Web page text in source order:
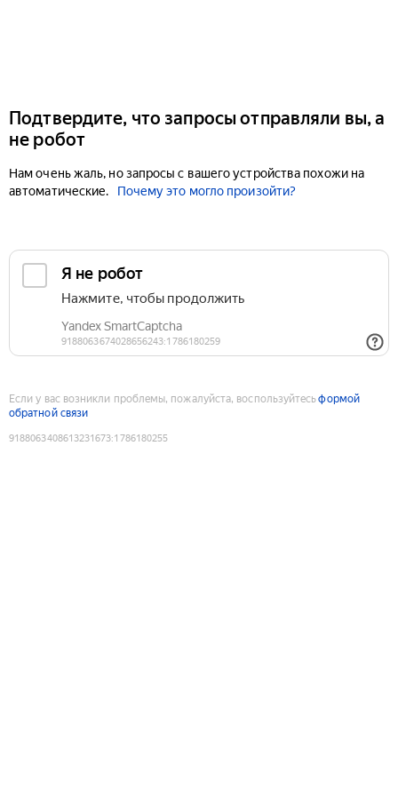
Подтвердите, что запросы отправляли вы, а
не робот
Нам очень жаль, но запросы с вашего устройства похожи на
автоматические.
Почему это могло произойти?
Если у вас возникли проблемы, пожалуйста, воспользуйтесьформой
обратной связи
9188063408613231673:1786180255